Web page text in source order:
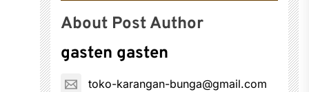
About Post Author
gasten gasten
toko-karangan-bunga@gmail.com